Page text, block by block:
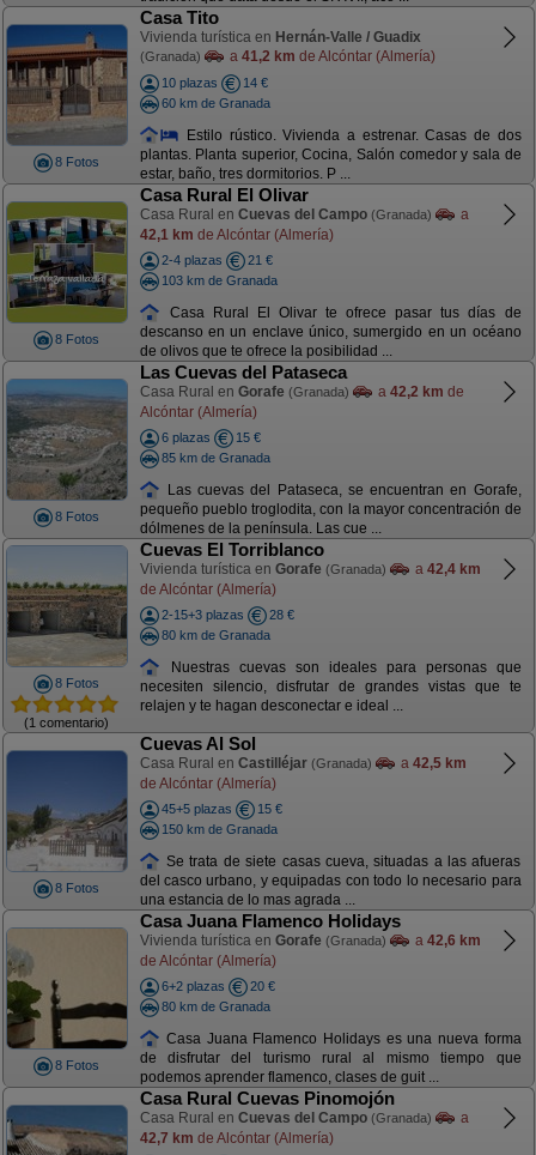
8 Fotos
Casa Tito
Vivienda turística en Hernán-Valle / Guadix
(Granada) a 41,2 km de Alcóntar (Almería)
10 plazas
14 €
60 km de Granada
Estilo rústico. Vivienda a estrenar. Casas de dos
plantas. Planta superior, Cocina, Salón comedor y sala de
estar, baño, tres dormitorios. P ...
8 Fotos
Casa Rural El Olivar
Casa Rural en Cuevas del Campo (Granada)
a
42,1 km de Alcóntar (Almería)
2-4 plazas
21 €
103 km de Granada
Casa Rural El Olivar te ofrece pasar tus días de
descanso en un enclave único, sumergido en un océano
de olivos que te ofrece la posibilidad ...
8 Fotos
Las Cuevas del Pataseca
Casa Rural en Gorafe (Granada) a 42,2 km de
Alcóntar (Almería)
6 plazas
15 €
85 km de Granada
Las cuevas del Pataseca, se encuentran en Gorafe,
pequeño pueblo troglodita, con la mayor concentración de
dólmenes de la península. Las cue ...
8 Fotos
(1 comentario)
Cuevas El Torriblanco
Vivienda turística en Gorafe (Granada) a 42,4 km
de Alcóntar (Almería)
2-15+3 plazas
28 €
80 km de Granada
Nuestras cuevas son ideales para personas que
necesiten silencio, disfrutar de grandes vistas que te
relajen y te hagan desconectar e ideal ...
8 Fotos
Cuevas Al Sol
Casa Rural en Castilléjar (Granada) a 42,5 km
de Alcóntar (Almería)
45+5 plazas
15 €
150 km de Granada
Se trata de siete casas cueva, situadas a las afueras
del casco urbano, y equipadas con todo lo necesario para
una estancia de lo mas agrada ...
8 Fotos
Casa Juana Flamenco Holidays
Vivienda turística en Gorafe (Granada) a 42,6 km
de Alcóntar (Almería)
6+2 plazas
20 €
80 km de Granada
Casa Juana Flamenco Holidays es una nueva forma
de disfrutar del turismo rural al mismo tiempo que
podemos aprender flamenco, clases de guit ...
Casa Rural Cuevas Pinomojón
Casa Rural en Cuevas del Campo (Granada)
a
42,7 km de Alcóntar (Almería)